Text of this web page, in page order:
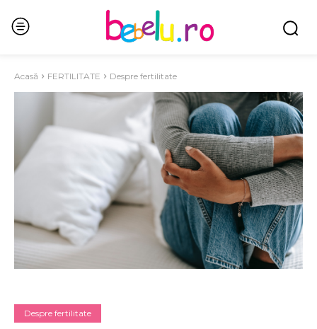
Acasă FERTILITATE Despre fertilitate
Despre fertilitate